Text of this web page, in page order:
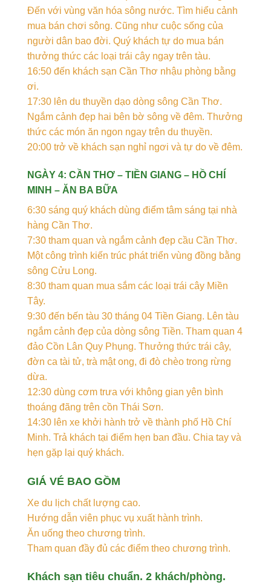
Đến với vùng văn hóa sông nước. Tìm hiểu cảnh
mua bán chơi sông. Cũng như cuộc sống của
người dân bao đời. Quý khách tự do mua bán
thưởng thức các loại trái cây ngay trên tàu.
16:50 đến khách sạn Cần Thơ nhậu phòng bằng
ơi.
17:30 lên du thuyền dạo dòng sông Cần Thơ.
Ngắm cảnh đẹp hai bên bờ sông về đêm. Thưởng
thức các món ăn ngon ngay trên du thuyền.
20:00 trở về khách sạn nghỉ ngơi và tự do về đêm.
NGÀY 4: CẦN THƠ – TIỀN GIANG – HỒ CHÍ
MINH – ĂN BA BỮA
6:30 sáng quý khách dùng điểm tâm sáng tại nhà
hàng Cần Thơ.
7:30 tham quan và ngắm cảnh đẹp cầu Cần Thơ.
Một công trình kiến trúc phát triển vùng đồng bằng
sông Cửu Long.
8:30 tham quan mua sắm các loại trái cây Miền
Tây.
9:30 đến bến tàu 30 tháng 04 Tiền Giang. Lên tàu
ngắm cảnh đẹp của dòng sông Tiền. Tham quan 4
đảo Cồn Lân Quy Phụng. Thưởng thức trái cây,
đờn ca tài tử, trà mật ong, đi đò chèo trong rừng
dừa.
12:30 dùng cơm trưa với không gian yên bình
thoáng đãng trên cồn Thái Sơn.
14:30 lên xe khởi hành trở về thành phố Hồ Chí
Minh. Trả khách tại điểm hẹn ban đầu. Chia tay và
hẹn gặp lại quý khách.
GIÁ VÉ BAO GỒM
Xe du lịch chất lượng cao.
Hướng dẫn viên phục vụ xuất hành trình.
Ăn uống theo chương trình.
Tham quan đầy đủ các điểm theo chương trình.
Khách sạn tiêu chuẩn. 2 khách/phòng.